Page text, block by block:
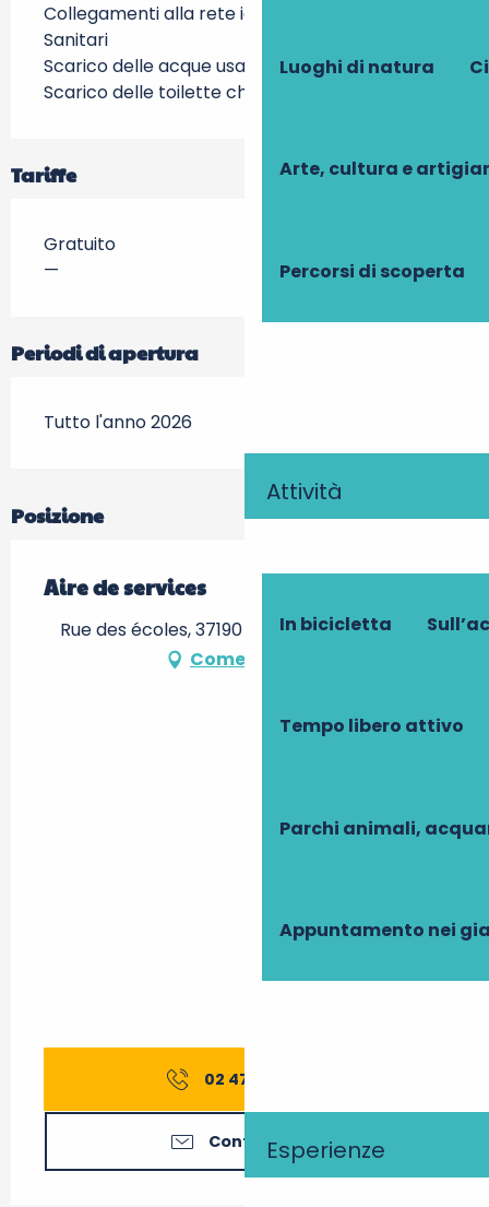
Luoghi di natura
Arte, cultura e
Percorsi di scoperta
Attività
In bicicletta
Tempo libero attivo
Parchi animali,
Appuntamento nei
Esperienze
Collegamenti alla rete idrica
Sanitari
Scarico delle acque usate
Scarico delle toilette chimiche
Tariffe
Gratuito
—
Periodi di apertura
Tutto l'anno 2026
Posizione
Aire de services
Rue des écoles, 37190 Villaines-les-Rochers
Come arrivare
02 47 45 43
Contattateci